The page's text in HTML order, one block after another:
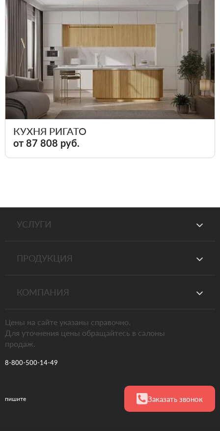
КУХНЯ РИГАТО
от 87 808 руб.
8-800-500-14-49
пишите Заказать звонок
Цены на сайте указаны справочно.
Для уточнения цены обращайтесь в салоны
продаж.
УСЛУГИ
ПРОДУКЦИЯ
КОМПАНИЯ